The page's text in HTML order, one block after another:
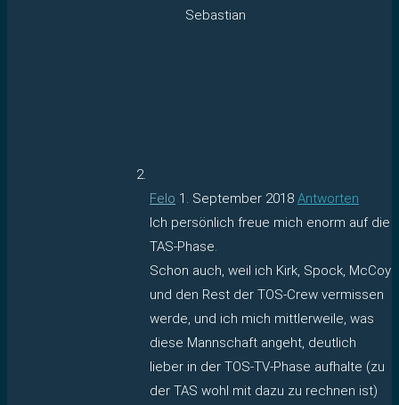
Sebastian
Felo 1. September 2018 Antworten
Ich persönlich freue mich enorm auf die
TAS-Phase.
Schon auch, weil ich Kirk, Spock, McCoy
und den Rest der TOS-Crew vermissen
werde, und ich mich mittlerweile, was
diese Mannschaft angeht, deutlich
lieber in der TOS-TV-Phase aufhalte (zu
der TAS wohl mit dazu zu rechnen ist)